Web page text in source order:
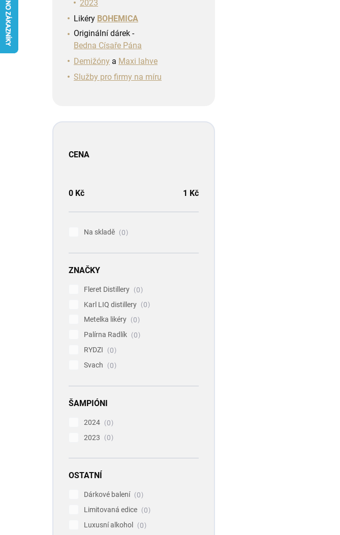
2023
Likéry BOHEMICA
Originální dárek -
Bedna Císaře Pána
Demižóny a Maxi lahve
Služby pro firmy na míru
CENA
0 Kč 1 Kč
Na skladě 0
ZNAČKY
Fleret Distillery
0
Karl LIQ distillery
0
Metelka likéry
0
Palírna Radlík
0
RYDZI
0
Svach
0
ŠAMPIÓNI
2024
0
2023
0
OSTATNÍ
Dárkové balení
0
Limitovaná edice
0
Luxusní alkohol
0